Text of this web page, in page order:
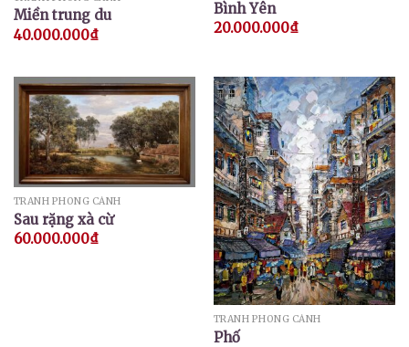
Miền trung du
40.000.000₫
Bình Yên
20.000.000₫
TRANH PHONG CẢNH
Sau rặng xà cừ
60.000.000₫
TRANH PHONG CẢNH
Phố